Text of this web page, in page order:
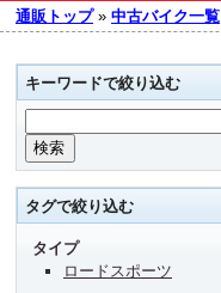
通販トップ» 中古バイク一覧
キーワードで絞り込む
タグで絞り込む
タイプ
ロードスポーツ